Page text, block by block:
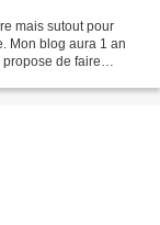
mais sutout pour
Mon blog aura 1 an
de faire